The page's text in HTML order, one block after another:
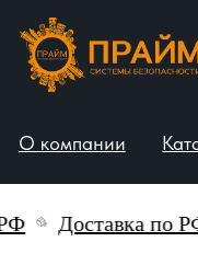
Доставка по РФ